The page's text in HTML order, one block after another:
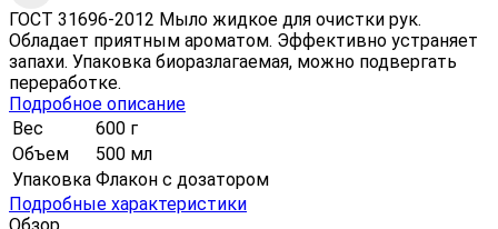
ГОСТ 31696-2012 Мыло жидкое для очистки рук.
Обладает приятным ароматом. Эффективно устраняет
запахи. Упаковка биоразлагаемая, можно подвергать
переработке.
Подробное описание
Вес
600 г
Объем
500 мл
Упаковка Флакон с дозатором
Подробные характеристики